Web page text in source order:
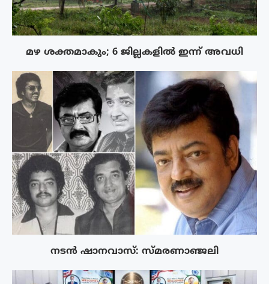
മഴ ശക്തമാകും; 6 ജില്ലകളിൽ ഇന്ന് അവധി
നടൻ ഷാനവാസ്: സ്മരണാഞ്ജലി